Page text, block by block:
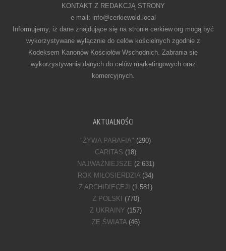
KONTAKT Z REDAKCJĄ STRONY
e-mail: info@cerkiewold.local
Informujemy, iż dane znajdujące się na stronie cerkiew.org mogą być
wykorzystywane wyłącznie do celów kościelnych zgodnie z
Kodeksem Kanonów Kościołów Wschodnich. Zabrania się
wykorzystywania danych do celów marketingowych oraz
komercyjnych.
AKTUALNOŚCI
"ŻYWA PARAFIA" (290)
CARITAS (18)
NAJWAŻNIEJSZE (2 631)
ROK MIŁOSIERDZIA(34)
Z ARCHIDIECEJI
(1 581)
Z POLSKI
(770)
Z UKRAINY (157)
ZE ŚWIATA(46)